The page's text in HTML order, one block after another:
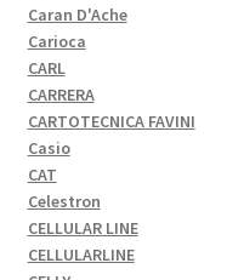
Caran D'Ache
Carioca
CARL
CARRERA
CARTOTECNICA FAVINI
Casio
CAT
Celestron
CELLULAR LINE
CELLULARLINE